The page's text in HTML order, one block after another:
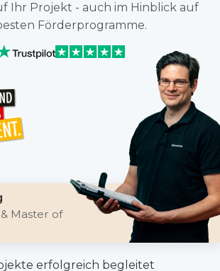
Ihr Projekt - auch im Hinblick auf
Förderprogramme.
Master of
erfolgreich begleitet